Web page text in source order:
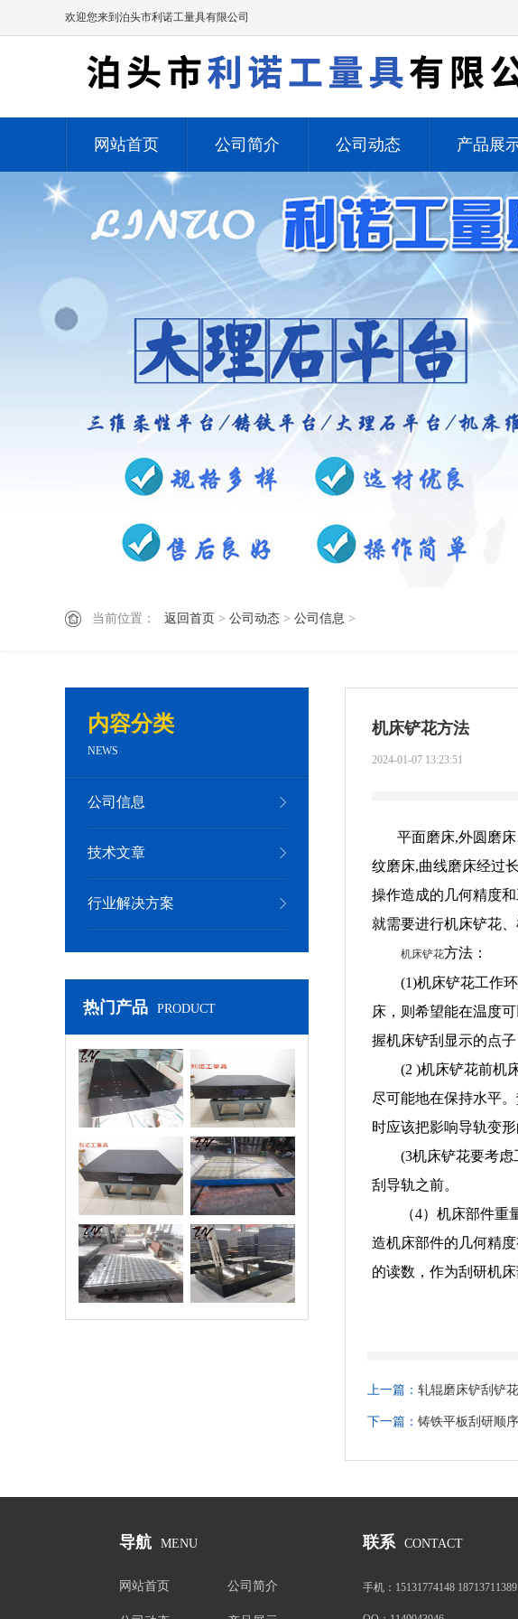
欢迎您来到泊头市利诺工量具有限公司
网站首页 公司简介 公司动态 产品展
当前位置： 返回首页 > 公司动态 > 公司信息 >
内容分类
NEWS
公司信息
技术文章
行业解决方案
热门产品 PRODUCT
大理石实验平台
花岗石平台
机床铲花方法
2024-01-07 13:23:51
平面磨床,外圆磨
纹磨床,曲线磨床经过
操作造成的几何精度
就需要进行机床铲花
机床铲花方法：
(1)机床铲花工作
床，则希望能在温度
握机床铲刮显示的点
(2 )机床铲花前机
尽可能地在保持水平
时应该把影响导
(3机床铲花要考
刮导轨之前。
（4）机床部件
造机床部件的几何精
的读数，作为刮研机
上一篇： 轧辊磨床铲刮铲
下一篇： 铸铁平板刮研顺序
导航 MENU
网站首页 公司简介
联系 CONTACT
手机： 15131774148 18713711389